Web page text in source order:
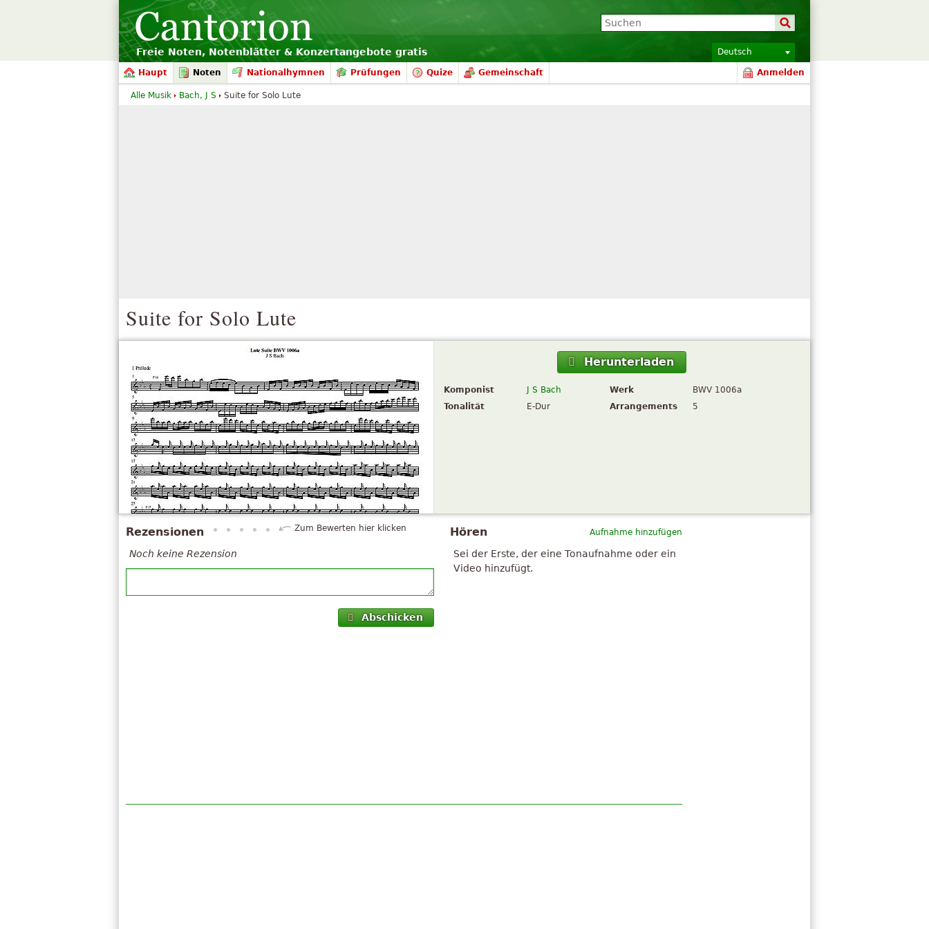
Freie Noten, Notenblätter & Konzertangebote gratis Deutsch
Haupt Noten Nationalhymnen Prüfungen Quize Gemeinschaft Anmelden
Suite for Solo Lute
Herunterladen
Komponist J S Bach Werk
BWV 1006a
Tonalität
E-Dur Arrangements 5
Aufnahme hinzufügen
Hören
Sei der Erste, der eine Tonaufnahme oder ein
Video hinzufügt.
Rezensionen Zum Bewerten hier klicken
Noch keine Rezension
Abschicken
Alle Musik Bach, J S Suite for Solo Lute